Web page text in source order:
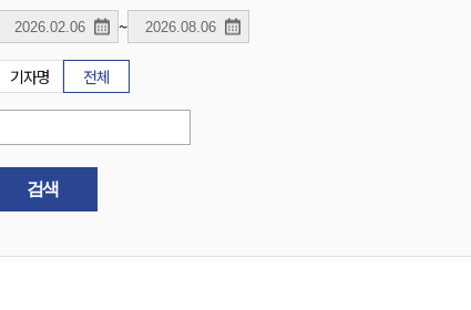
~
기자명 전체
검색